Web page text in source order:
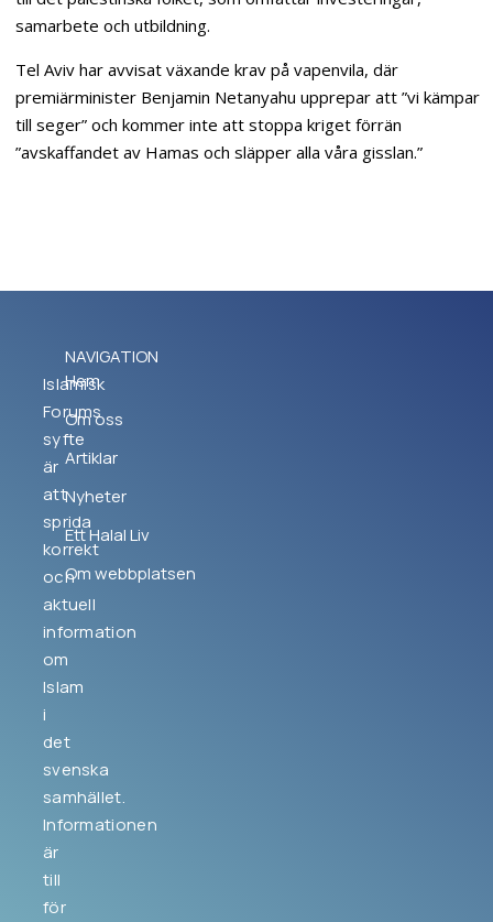
samarbete och utbildning.
Tel Aviv har avvisat växande krav på vapenvila, där
premiärminister Benjamin Netanyahu upprepar att ”vi kämpar
till seger” och kommer inte att stoppa kriget förrän
”avskaffandet av Hamas och släpper alla våra gisslan.”
Islamisk
Forums
syfte
är
att
sprida
korrekt
och
aktuell
information
om
Islam
i
det
svenska
samhället.
Informationen
är
till
för
NAVIGATION
Hem
Om oss
Artiklar
Nyheter
Ett Halal Liv
Om webbplatsen